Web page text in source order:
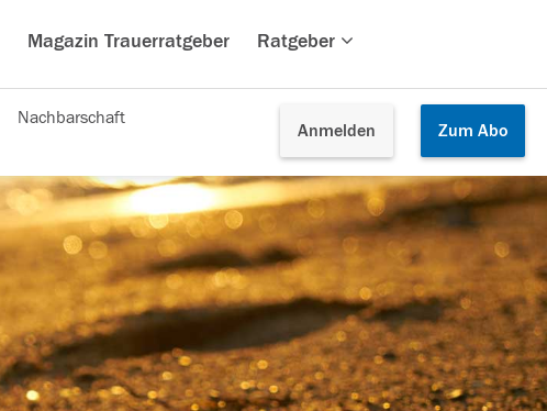
Magazin Trauerratgeber Ratgeber
Anmelden Zum Abo
Nachbarschaft